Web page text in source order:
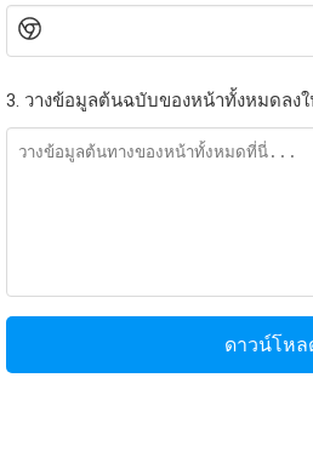
3. วางข้อมูลต้นฉบับของหน้าทั้งหมดลงใ
ดาวน์โหล